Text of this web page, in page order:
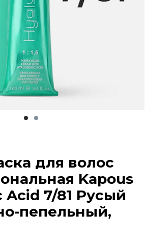
для волос
Kapous
Acid 7/81 Русый
пепельный,